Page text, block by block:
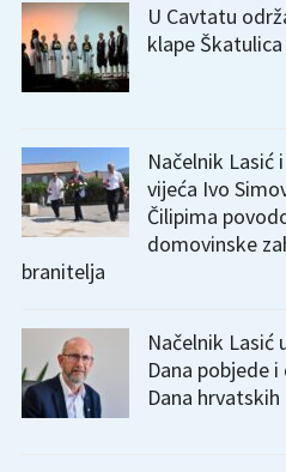
U Cavtatu
klape Škatulica
Načelnik Lasić
vijeća Ivo
Čilipima
domovinske
branitelja
Načelnik
Dana pobjede
Dana